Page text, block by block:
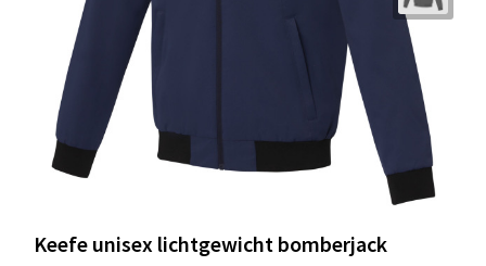
Keefe unisex lichtgewicht bomberjack